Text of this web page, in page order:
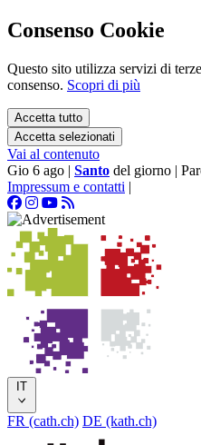
Consenso Cookie
Questo sito utilizza servizi di
consenso. Scopri di più
Accetta tutto
Accetta selezionati
Vai al contenuto
Gio 6 ago | Santo del giorno |
Impressum e contatti |
IT
FR (cath.ch) DE (kath.ch)